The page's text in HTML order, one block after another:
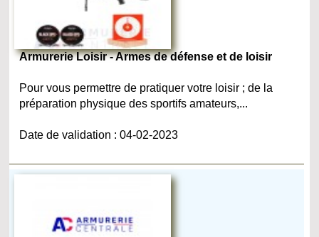
Armurerie Loisir - Armes de défense et de loisir
Pour vous permettre de pratiquer votre loisir ; de la
préparation physique des sportifs amateurs,...
Date de validation : 04-02-2023